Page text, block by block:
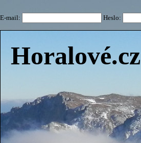
E-mail: Heslo:
Horalové.cz